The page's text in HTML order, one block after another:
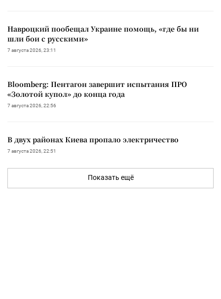
Навроцкий пообещал Украине помощь, «где бы ни
шли бои с русскими»
7 августа 2026, 23:11
Bloomberg: Пентагон завершит испытания ПРО
«Золотой купол» до конца года
7 августа 2026, 22:56
В двух районах Киева пропало электричество
7 августа 2026, 22:51
Показать ещё